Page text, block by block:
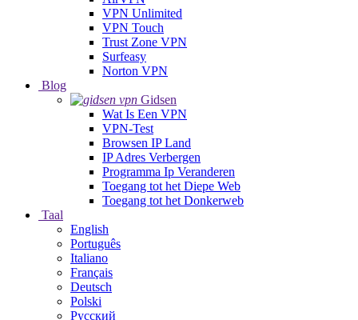
VPN Unlimited
VPN Touch
Trust Zone VPN
Surfeasy
Norton VPN
Blog
Gidsen
Wat Is Een VPN
VPN-Test
Browsen IP Land
IP Adres Verbergen
Programma Ip Veranderen
Toegang tot het Diepe Web
Toegang tot het Donkerweb
Taal
English
Português
Italiano
Français
Deutsch
Polski
Русский